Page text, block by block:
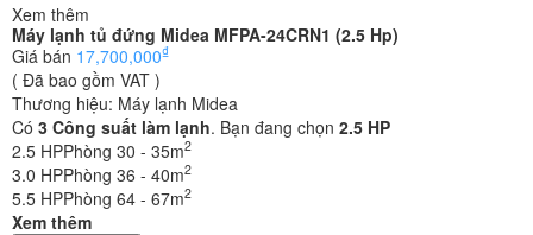
Xem thêm
Máy lạnh tủ đứng Midea MFPA-24CRN1 (2.5 Hp)
Giá bán 17,700,000₫
( Đã bao gồm VAT )
Thương hiệu: Máy lạnh Midea
Có 3 Công suất làm lạnh. Bạn đang chọn 2.5 HP
2.5 HPPhòng 30 - 35m2
3.0 HPPhòng 36 - 40m2
5.5 HPPhòng 64 - 67m2
Xem thêm